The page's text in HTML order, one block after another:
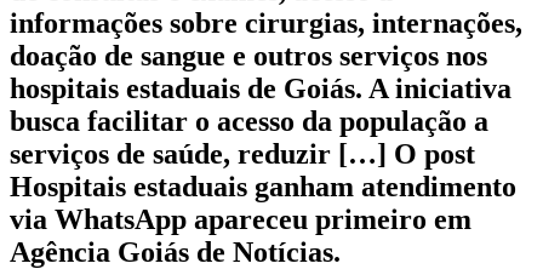
informações sobre cirurgias, internações,
doação de sangue e outros serviços nos
hospitais estaduais de Goiás. A iniciativa
busca facilitar o acesso da população a
serviços de saúde, reduzir […] O post
Hospitais estaduais ganham atendimento
via WhatsApp apareceu primeiro em
Agência Goiás de Notícias.